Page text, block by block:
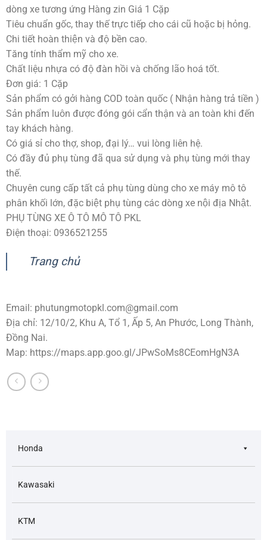
dòng xe tương ứng Hàng zin Giá 1 Cặp
Tiêu chuẩn gốc, thay thế trực tiếp cho cái cũ hoặc bị hỏng.
Chi tiết hoàn thiện và độ bền cao.
Tăng tính thẩm mỹ cho xe.
Chất liệu nhựa có độ đàn hồi và chống lão hoá tốt.
Đơn giá: 1 Cặp
Sản phẩm có gởi hàng COD toàn quốc ( Nhận hàng trả tiền )
Sản phẩm luôn được đóng gói cẩn thận và an toàn khi đến
tay khách hàng.
Có giá sỉ cho thợ, shop, đại lý… vui lòng liên hệ.
Có đầy đủ phụ tùng đã qua sử dụng và phụ tùng mới thay
thế.
Chuyên cung cấp tất cả phụ tùng dùng cho xe máy mô tô
phân khối lớn, đặc biệt phụ tùng các dòng xe nội địa Nhật.
PHỤ TÙNG XE Ô TÔ MÔ TÔ PKL
Điện thoại: 0936521255
Trang chủ
Email: phutungmotopkl.com@gmail.com
Địa chỉ: 12/10/2, Khu A, Tổ 1, Ấp 5, An Phước, Long Thành,
Đồng Nai.
Map: https://maps.app.goo.gl/JPwSoMs8CEomHgN3A
Honda
Kawasaki
KTM